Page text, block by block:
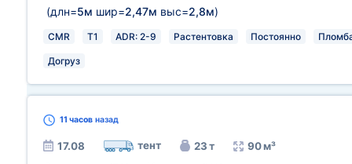
(длн=5м шир=2,47м выс=2,8м)
CMR T1 ADR: 2-9 Растентовка Постоянно
Догруз
11 часов назад
17.08 тент 23 т 90 м³